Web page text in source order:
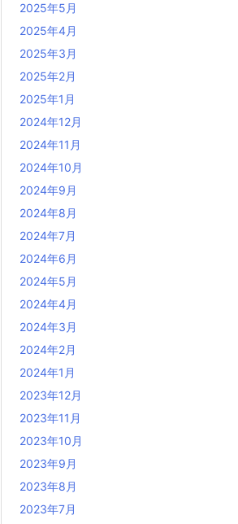
2025年5月
2025年4月
2025年3月
2025年2月
2025年1月
2024年12月
2024年11月
2024年10月
2024年9月
2024年8月
2024年7月
2024年6月
2024年5月
2024年4月
2024年3月
2024年2月
2024年1月
2023年12月
2023年11月
2023年10月
2023年9月
2023年8月
2023年7月